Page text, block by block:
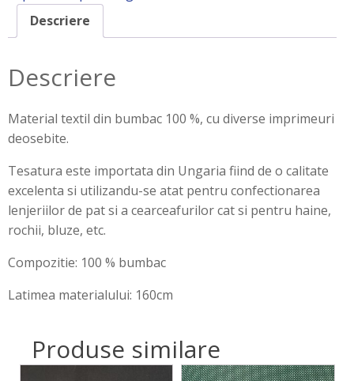
Descriere
Descriere
Material textil din bumbac 100 %, cu diverse imprimeuri
deosebite.
Tesatura este importata din Ungaria fiind de o calitate
excelenta si utilizandu-se atat pentru confectionarea
lenjeriilor de pat si a cearceafurilor cat si pentru haine,
rochii, bluze, etc.
Compozitie: 100 % bumbac
Latimea materialului: 160cm
Produse similare